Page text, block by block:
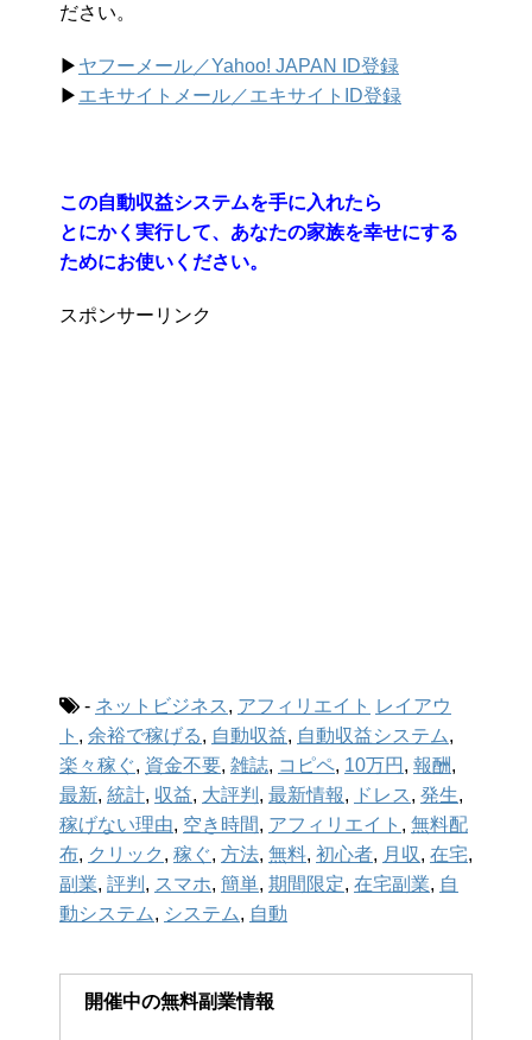
ださい。
▶︎ ヤフーメール／Yahoo! JAPAN ID登録
▶︎ エキサイトメール／エキサイトID登録
この自動収益システムを手に入れたら
とにかく実行して、あなたの家族を幸せにする
ためにお使いください。
スポンサーリンク
- ネットビジネス , アフィリエイト レイアウ
ト , 余裕で稼げる, 自動収益, 自動収益システム,
楽々稼ぐ, 資金不要, 雑誌, コピペ, 10万円 , 報酬,
最新, 統計, 収益, 大評判 , 最新情報, ドレス , 発生,
稼げない理由, 空き時間, アフィリエイト , 無料配
布, クリック , 稼ぐ, 方法, 無料, 初心者, 月収, 在宅,
副業, 評判 , スマホ, 簡単, 期間限定, 在宅副業, 自
動システム, システム, 自動
開催中の無料副業情報